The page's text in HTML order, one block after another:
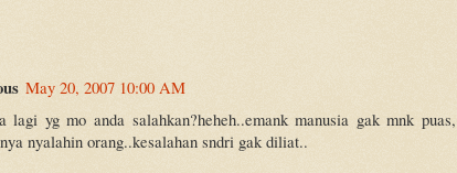
May 20, 2007 10:00 AM
lagi yg mo anda salahkan?heheh..emank manusia gak mnk puas,
nyalahin orang..kesalahan sndri gak diliat..